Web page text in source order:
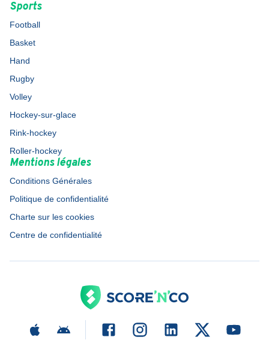
Sports
Football
Basket
Hand
Rugby
Volley
Hockey-sur-glace
Rink-hockey
Roller-hockey
Mentions légales
Conditions Générales
Politique de confidentialité
Charte sur les cookies
Centre de confidentialité